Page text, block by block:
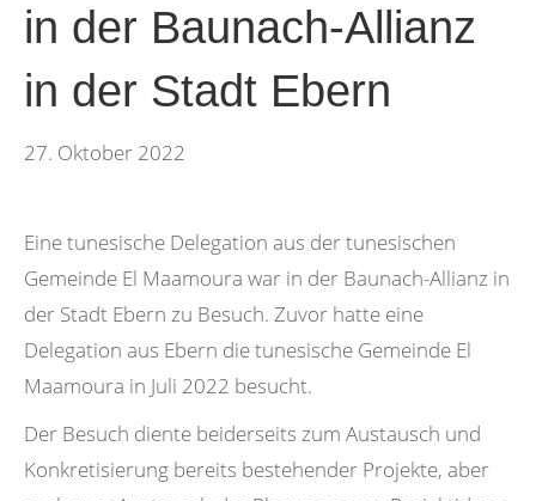
in der Baunach-Allianz
in der Stadt Ebern
27. Oktober 2022
Eine tunesische Delegation aus der tunesischen
Gemeinde El Maamoura war in der Baunach-Allianz in
der Stadt Ebern zu Besuch. Zuvor hatte eine
Delegation aus Ebern die tunesische Gemeinde El
Maamoura in Juli 2022 besucht.
Der Besuch diente beiderseits zum Austausch und
Konkretisierung bereits bestehender Projekte, aber